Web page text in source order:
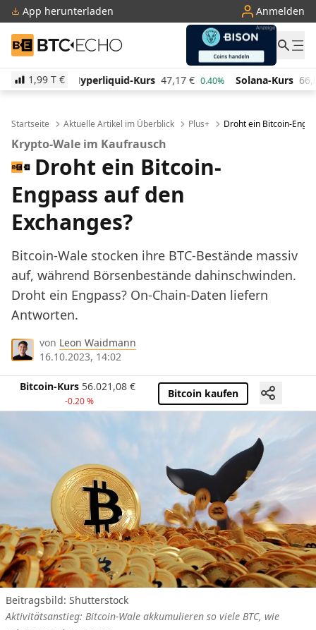
App herunterladen Anmelden
BTC-ECHO
1,99 T €
Kurs 47,17 € 0.40% Solana-Kurs 66,06 € 2.00% TRON-
Startseite Aktuelle Artikel im Überblick Plus+ Droht ein Bitcoin-
Krypto-Wale im Kaufrausch
Droht ein Bitcoin-
Engpass auf den
Exchanges?
Bitcoin-Wale stocken ihre BTC-Bestände massiv
auf, während Börsenbestände dahinschwinden.
Droht ein Engpass? On-Chain-Daten liefern
Antworten.
von Leon Waidmann
16.10.2023, 14:02
Bitcoin-Kurs 56.021,08 €
-0.20 %
Bitcoin kaufen
Beitragsbild: Shutterstock
Aktivitätsanstieg: Bitcoin-Wale akkumulieren so viele BTC, wie